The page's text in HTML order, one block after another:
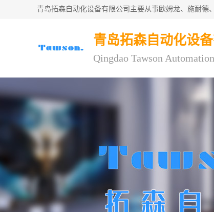
青岛拓森自动化设备有限公司主要从事欧姆龙、施耐德
青岛拓森自动化设
Qingdao Tawson